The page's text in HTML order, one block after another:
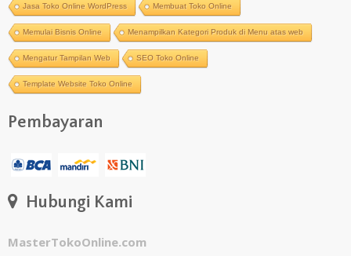
Jasa Toko Online WordPress Membuat Toko Online
Memulai Bisnis Online Menampilkan Kategori Produk di Menu atas web
Mengatur Tampilan Web SEO Toko Online
Template Website Toko Online
Pembayaran
Hubungi Kami
MasterTokoOnline.com